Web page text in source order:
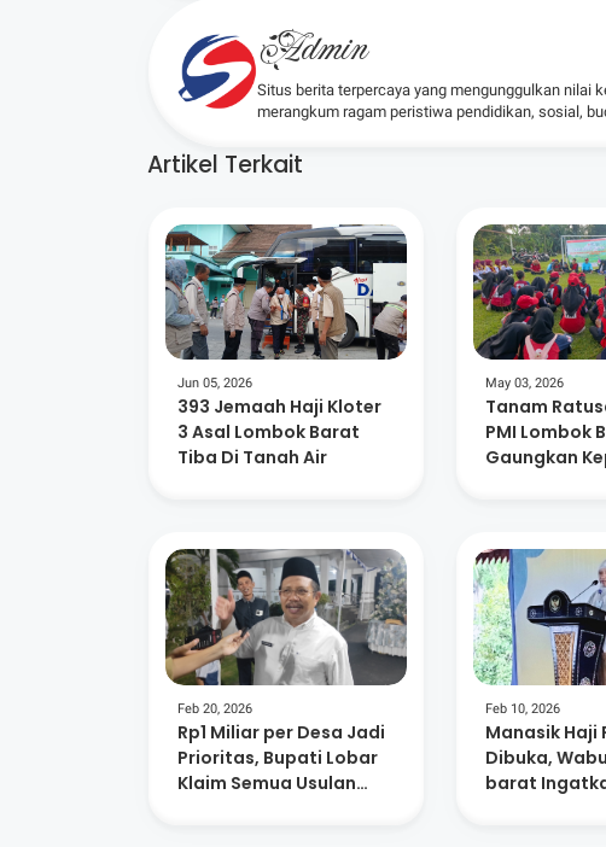
Admin
Situs berita terpercaya yang mengunggulkan nilai
merangkum ragam peristiwa pendidikan, sosial,
Artikel Terkait
Jun 05, 2026
393 Jemaah Haji Kloter
3 Asal Lombok Barat
Tiba Di Tanah Air
May 03, 2026
Tanam
PMI Lombok
Gaungkan
Feb 20, 2026
Rp1 Miliar per Desa Jadi
Prioritas, Bupati Lobar
Klaim Semua Usulan
Feb 10, 2026
Manasik Haji
Dibuka,
barat